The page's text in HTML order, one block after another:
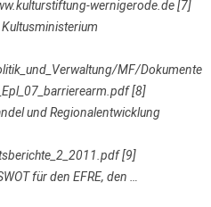
wernigerode.de [7]
MF/Dokumente
[8]
und Regionalentwicklung
[9]
für den EFRE, den …